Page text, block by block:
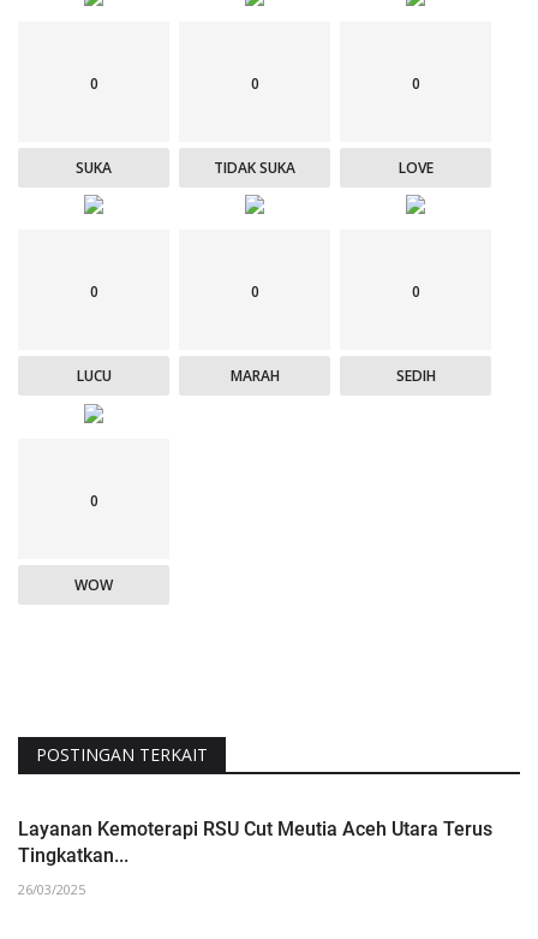
0
SUKA
0
TIDAK SUKA
0
LOVE
0
LUCU
0
MARAH
0
SEDIH
0
WOW
POSTINGAN TERKAIT
Layanan Kemoterapi RSU Cut Meutia Aceh Utara Terus
Tingkatkan...
26/03/2025